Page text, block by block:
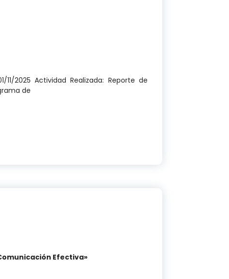
2025 Actividad Realizada: Reporte de
de
IV
Efectiva»